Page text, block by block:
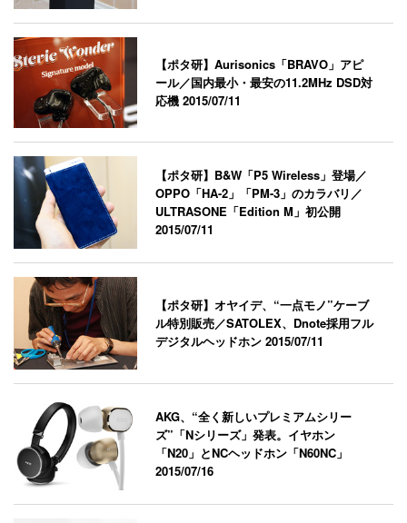
【ポタ研】Aurisonics「BRAVO」アピ
ール／国内最小・最安の11.2MHz DSD対
応機2015/07/11
【ポタ研】B&W「P5 Wireless」登場／
OPPO「HA-2」「PM-3」のカラバリ／
ULTRASONE「Edition M」初公開
2015/07/11
【ポタ研】オヤイデ、“一点モノ”ケーブ
ル特別販売／SATOLEX、Dnote採用フル
デジタルヘッドホン2015/07/11
AKG、“全く新しいプレミアムシリー
ズ”「Nシリーズ」発表。イヤホン
「N20」とNCヘッドホン「N60NC」
2015/07/16